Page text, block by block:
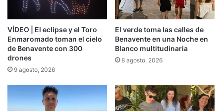
VÍDEO | El eclipse y el Toro
Enmaromado toman el cielo
de Benavente con 300
drones
9 agosto, 2026
El verde toma las calles de
Benavente en una Noche en
Blanco multitudinaria
8 agosto, 2026